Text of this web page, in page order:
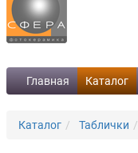
Главная Каталог
Каталог Таблички